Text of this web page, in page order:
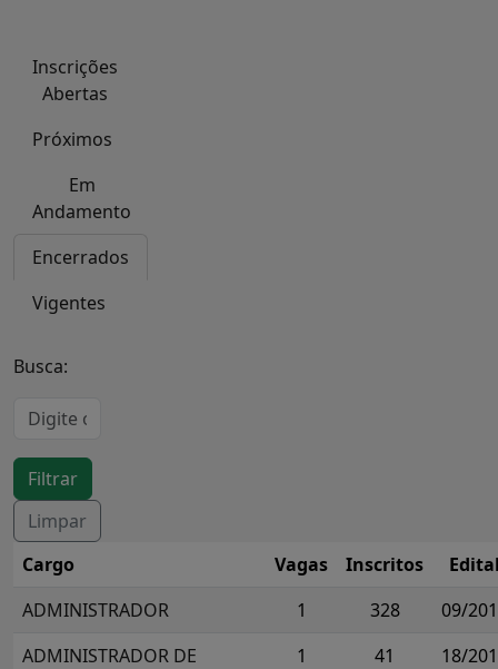
Inscrições
Abertas
Próximos
Em
Andamento
Encerrados
Vigentes
Busca:
Cargo Vagas Inscritos
ADMINISTRADOR
1 328
09/
ADMINISTRADOR DE
1 41 18/